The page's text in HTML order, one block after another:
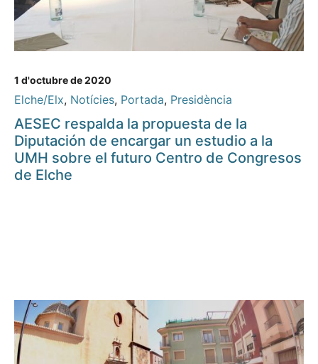
1 d'octubre de 2020
Elche/Elx, Notícies, Portada, Presidència
AESEC respalda la propuesta de la
Diputación de encargar un estudio a la
UMH sobre el futuro Centro de Congresos
de Elche